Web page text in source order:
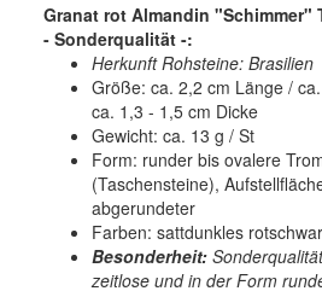
Granat rot Almandin "Schimmer"
- Sonderqualität -:
Herkunft Rohsteine: Brasilien
Größe: ca. 2,2 cm Länge /
ca. 1,3 - 1,5 cm Dicke
Gewicht: ca. 13 g / St
Form: runder bis ovalere
(Taschensteine),
abgerundeter
Farben: sattdunkles
Besonderheit:
zeitlose und in der Form